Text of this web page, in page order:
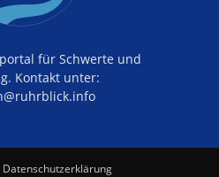
für Schwerte und
Kontakt unter:
Datenschutzerklärung